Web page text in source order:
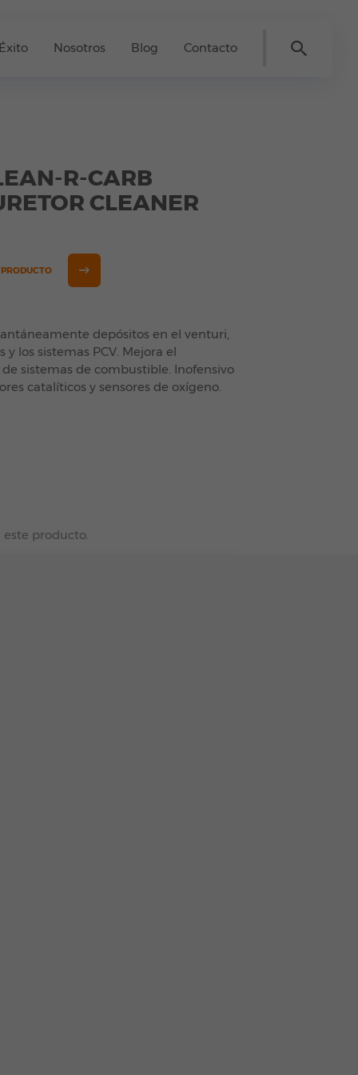
Nosotros Blog Contacto
R-CARB
CLEANER
depósitos en el venturi,
y los sistemas PCV. Mejora el
sistemas de combustible. Inofensivo
catalíticos y sensores de oxígeno.
este producto.